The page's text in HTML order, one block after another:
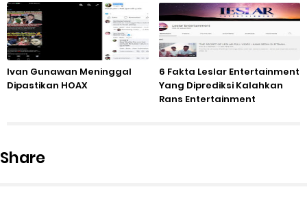
Ivan Gunawan Meninggal
Dipastikan HOAX
6 Fakta Leslar Entertainment
Yang Diprediksi Kalahkan
Rans Entertainment
Share